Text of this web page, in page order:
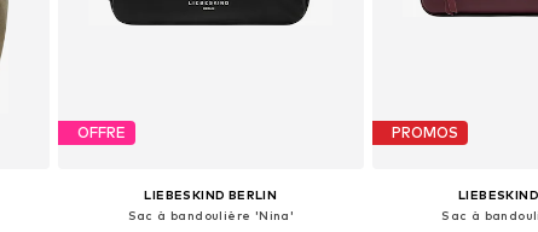
OFFRE
LIEBESKIND BERLIN
Sac à bandoulière 'Nina'
PROMOS
Sac à